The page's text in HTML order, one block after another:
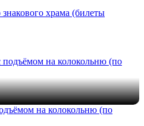
храма (билеты
на колокольню (по